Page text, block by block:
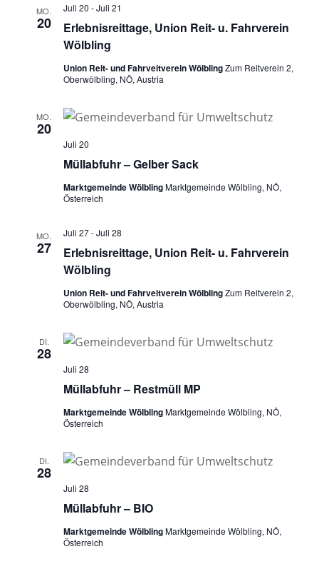
MO.
20
Erlebnisreittage, Union Reit- u. Fahrverein
Wölbling
Juli 20 -Juli 21
Union Reit- und Fahrveitverein WölblingZum Reitverein 2,
Oberwölbling, NÖ, Austria
MO.
20
Müllabfuhr – Gelber Sack
Juli 20
Marktgemeinde WölblingMarktgemeinde Wölbling, NÖ,
Österreich
MO.
27
Erlebnisreittage, Union Reit- u. Fahrverein
Wölbling
Juli 27-Juli 28
Union Reit- und Fahrveitverein WölblingZum Reitverein 2,
Oberwölbling, NÖ, Austria
DI.
28
Müllabfuhr – Restmüll MP
Juli 28
Marktgemeinde WölblingMarktgemeinde Wölbling, NÖ,
Österreich
DI.
28
Müllabfuhr – BIO
Juli 28
Marktgemeinde WölblingMarktgemeinde Wölbling, NÖ,
Österreich